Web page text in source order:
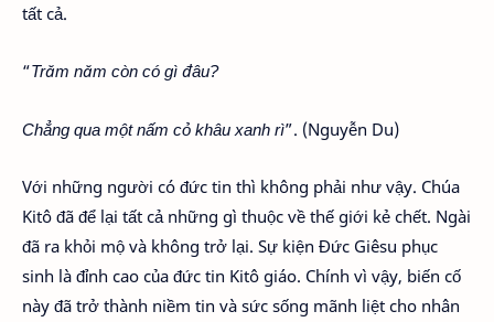
tất cả.
“Trăm năm còn có gì đâu?
Chẳng qua một nấm cỏ khâu xanh rì”. (Nguyễn Du)
Với những người có đức tin thì không phải như vậy. Chúa
Kitô đã để lại tất cả những gì thuộc về thế giới kẻ chết. Ngài
đã ra khỏi mộ và không trở lại. Sự kiện Đức Giêsu phục
sinh là đỉnh cao của đức tin Kitô giáo. Chính vì vậy, biến cố
này đã trở thành niềm tin và sức sống mãnh liệt cho nhân